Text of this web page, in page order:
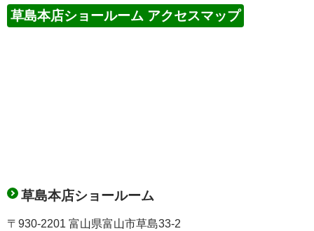
草島本店ショールーム アクセスマップ
草島本店ショールーム
〒930-2201 富山県富山市草島33-2